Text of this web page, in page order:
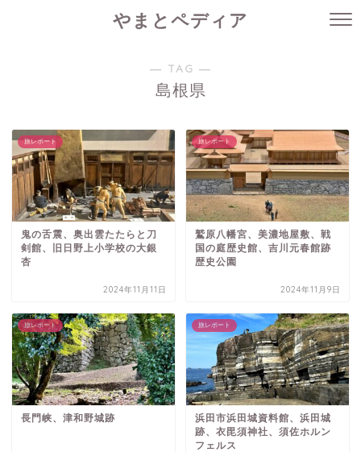
やまとペディア
― TAG ―
島根県
旅レポート
鬼の舌震、奥出雲たたらと刀
剣館、旧日野上小学校の大銀
杏
2024年11月11日
旅レポート
鷲原八幡宮、美濃地屋敷、戦
国の庭歴史館、吉川元春館跡
歴史公園
2024年11月9日
旅レポート
長門峡、津和野城跡
旅レポート
浜田市浜田城資料館、浜田城
跡、衣毘須神社、須佐ホルン
フェルス